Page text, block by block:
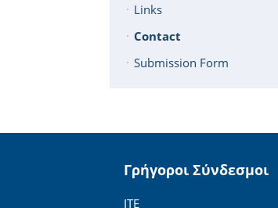
Links
Contact
Submission Form
Γρήγοροι Σύνδεσμοι
ΙΤΕ